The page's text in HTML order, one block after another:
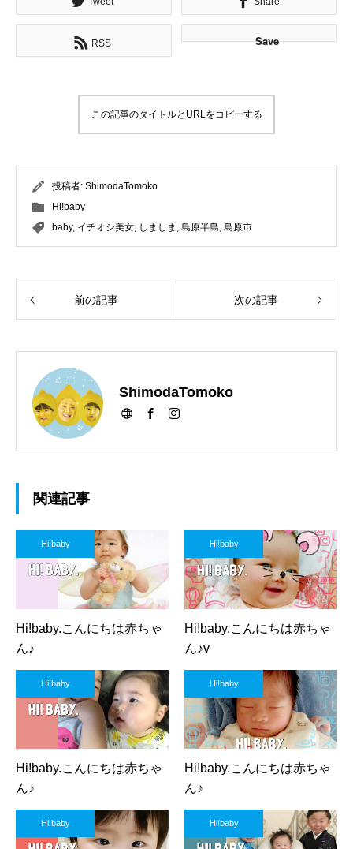
RSS Save
この記事のタイトルとURLをコピーする
投稿者: ShimodaTomoko
Hi!baby
baby, イチオシ美女 しましま 島原半島 島原市
前の記事 次の記事
ShimodaTomoko
関連記事
Hi!baby
Hi!baby.こんにちは赤ちゃ
ん♪
Hi!baby
Hi!baby.こんにちは赤ちゃ
ん♪v
Hi!baby
Hi!baby.こんにちは赤ちゃ
ん♪
Hi!baby
Hi!baby.こんにちは赤ちゃ
ん♪
Hi!baby Hi!baby